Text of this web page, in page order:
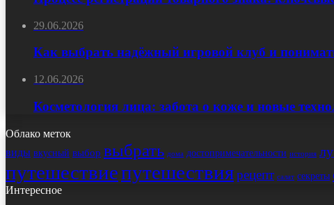
29.06.2026
Как выбрать надёжный игровой клуб и
12.06.2026
Косметология лица: забота о коже и новые
Облако меток
виды вкусный выбор выбрать дома достопримечательности история
путешествиепутешествиярецепт салат секреты
Интересное